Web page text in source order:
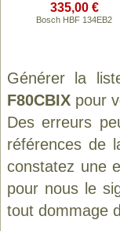
335,00 €
Bosch HBF 134EB2
Générer la
F80CBIX pour
Des erreurs
références de
constatez une
pour nous le
tout dommage